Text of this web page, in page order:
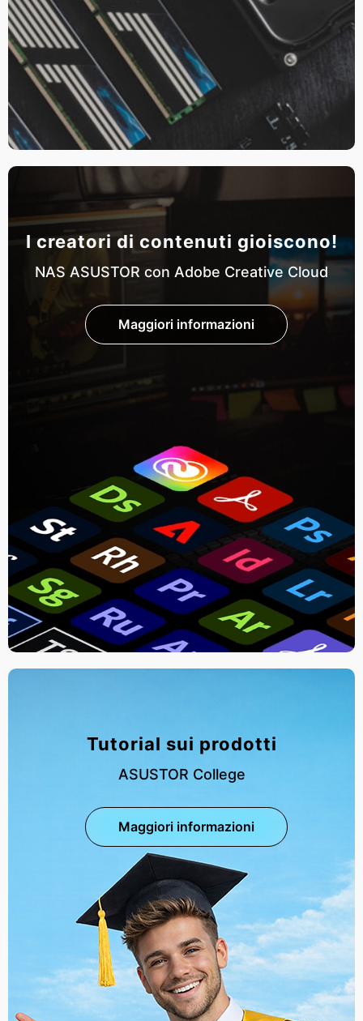
I creatori di contenuti gioiscono!
NAS ASUSTOR con Adobe Creative Cloud
Maggiori informazioni
Tutorial sui prodotti
ASUSTOR College
Maggiori informazioni